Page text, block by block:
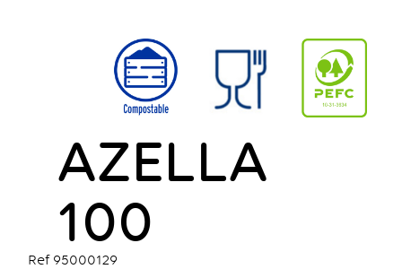
AZELLA
100
Ref 95000129